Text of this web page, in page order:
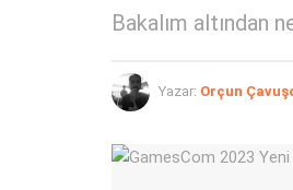
Bakalım altından
Yazar: Orçun